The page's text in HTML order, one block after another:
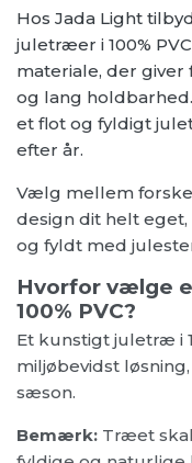
Hos Jada Light
juletræer i 100%
materiale, der
og lang
et flot og fyldigt
efter år.
Vælg mellem
design dit helt
og fyldt med
Hvorfor vælge
100% PVC?
Et kunstigt juletræ i
miljøbevidst
sæson.
Bemærk: Træet